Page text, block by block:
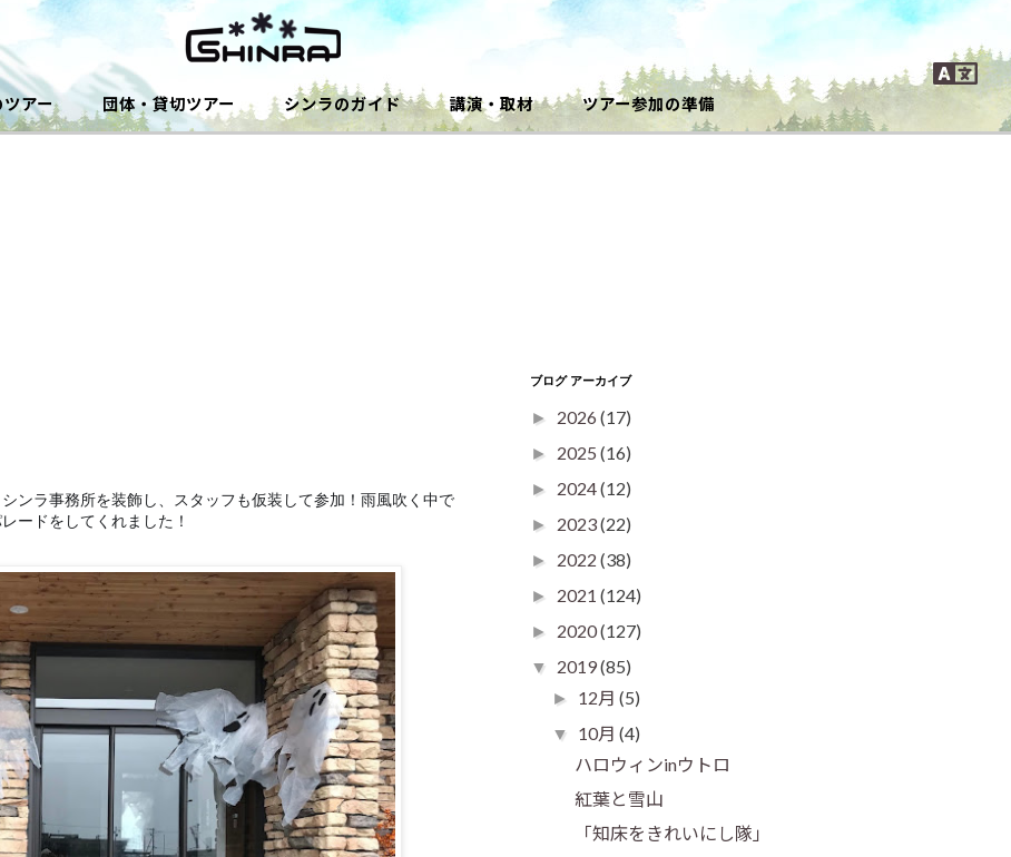
アー 団体・貸切ツアー シンラのガイド 講演・取材 ツアー参加の準備
ンラ事務所を装飾し、スタッフも仮装して参加！雨風吹く中で
ードをしてくれました！
ブログ アーカイブ
► 2026 (17)
► 2025 (16)
► 2024(12)
► 2023(22)
► 2022 (38)
► 2021 (124)
► 2020(127)
▼ 2019(85)
► 12月(5)
▼ 10月(4)
ハロウィンinウトロ
紅葉と雪山
「知床をきれいにし隊」